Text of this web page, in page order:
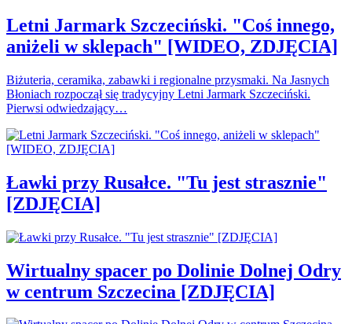
Letni Jarmark Szczeciński. "Coś innego,
aniżeli w sklepach" [WIDEO, ZDJĘCIA]
Biżuteria, ceramika, zabawki i regionalne przysmaki. Na Jasnych
Błoniach rozpoczął się tradycyjny Letni Jarmark Szczeciński.
Pierwsi odwiedzający…
Ławki przy Rusałce. "Tu jest strasznie"
[ZDJĘCIA]
Wirtualny spacer po Dolinie Dolnej Odry
w centrum Szczecina [ZDJĘCIA]